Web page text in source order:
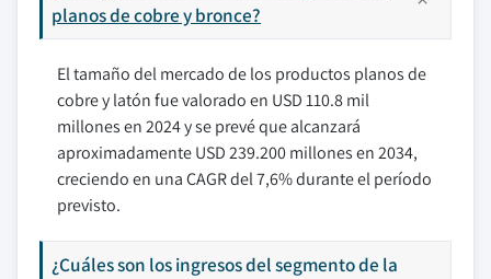
planos de cobre y bronce?
El tamaño del mercado de los productos planos de
cobre y latón fue valorado en USD 110.8 mil
millones en 2024 y se prevé que alcanzará
aproximadamente USD 239.200 millones en 2034,
creciendo en una CAGR del 7,6% durante el período
previsto.
¿Cuáles son los ingresos del segmento de la